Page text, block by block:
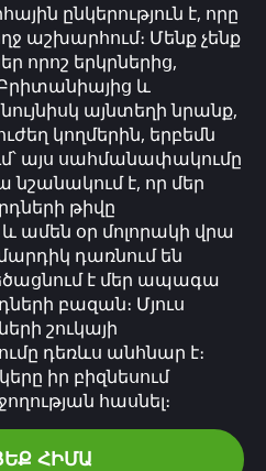
ընկերություն է, որը
աշխարհում։ Մենք չենք
որոշ երկրներից,
և
այնտեղի նրանք,
կողմերին, երբեմն
այս սահմանափակումը
նշանակում է, որ մեր
թիվը
ամեն օր մոլորակի վրա
դառնում են
է մեր ապագա
բազան։ Մյուս
շուկայի
դեռևս անհնար է։
իր բիզնեսում
հասնել։
ՀԻՄԱ